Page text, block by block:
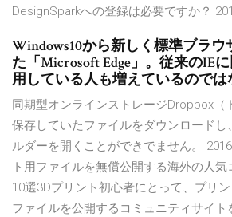
DesignSparkへの登録は必要ですか？
Windows10から新しく標準ブラ
た「Microsoft Edge」。従来のIE
用している人も増えているのでは
同期型オンラインストレージDropbox（
保存していたファイルをダウンロードし
ルダーを開くことができでません。
ト用ファイルを無償公開する海外の人気
10選3Dプリント初心者にとって、プリ
ファイルを公開するコミュニティサイト